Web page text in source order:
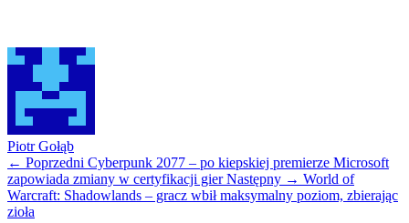
Piotr Gołąb
← Poprzedni Cyberpunk 2077 – po kiepskiej premierze Microsoft
zapowiada zmiany w certyfikacji gier Następny → World of
Warcraft: Shadowlands – gracz wbił maksymalny poziom, zbierając
zioła